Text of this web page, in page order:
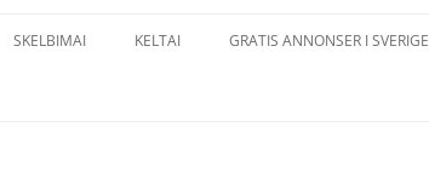
SKELBIMAI KELTAI GRATIS ANNONSER I SVERIGE